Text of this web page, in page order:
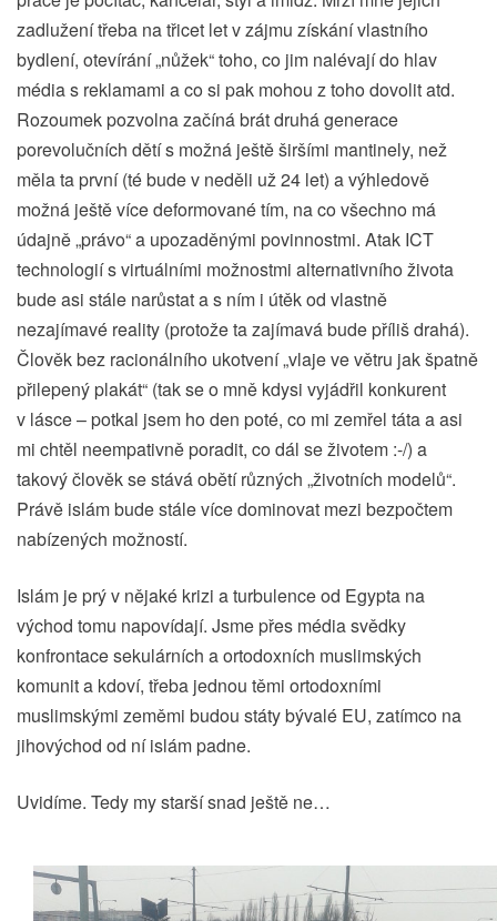
zadlužení třeba na třicet let v zájmu získání vlastního
bydlení, otevírání „nůžek“ toho, co jim nalévají do hlav
média s reklamami a co si pak mohou z toho dovolit atd.
Rozoumek pozvolna začíná brát druhá generace
porevolučních dětí s možná ještě širšími mantinely, než
měla ta první (té bude v neděli už 24 let) a výhledově
možná ještě více deformované tím, na co všechno má
údajně „právo“ a upozaděnými povinnostmi. Atak ICT
technologií s virtuálními možnostmi alternativního života
bude asi stále narůstat a s ním i útěk od vlastně
nezajímavé reality (protože ta zajímavá bude příliš drahá).
Člověk bez racionálního ukotvení „vlaje ve větru jak špatně
přilepený plakát“ (tak se o mně kdysi vyjádřil konkurent
v lásce – potkal jsem ho den poté, co mi zemřel táta a asi
mi chtěl neempativně poradit, co dál se životem :-/) a
takový člověk se stává obětí různých „životních modelů“.
Právě islám bude stále více dominovat mezi bezpočtem
nabízených možností.
Islám je prý v nějaké krizi a turbulence od Egypta na
východ tomu napovídají. Jsme přes média svědky
konfrontace sekulárních a ortodoxních muslimských
komunit a kdoví, třeba jednou těmi ortodoxními
muslimskými zeměmi budou státy bývalé EU, zatímco na
jihovýchod od ní islám padne.
Uvidíme. Tedy my starší snad ještě ne…